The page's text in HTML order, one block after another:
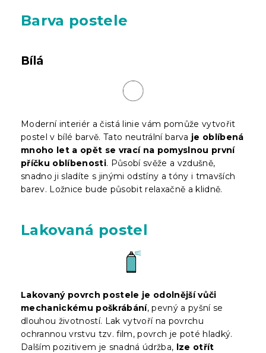
Barva postele
Bílá
Moderní interiér a čistá linie vám pomůže vytvořit
postel v bílé barvě. Tato neutrální barva je oblíbená
mnoho let a opět se vrací na pomyslnou první
příčku oblíbenosti. Působí svěže a vzdušně,
snadno ji sladíte s jinými odstíny a tóny i tmavších
barev. Ložnice bude působit relaxačně a klidně.
Lakovaná postel
Lakovaný povrch postele je odolnější vůči
mechanickému poškrábání, pevný a pyšní se
dlouhou životností. Lak vytvoří na povrchu
ochrannou vrstvu tzv. film, povrch je poté hladký.
Dalším pozitivem je snadná údržba, lze otřít